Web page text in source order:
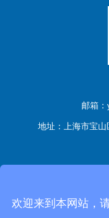
邮箱
地址：上海市宝
欢迎来到本网站，